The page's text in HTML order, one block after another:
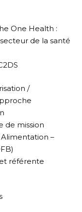
One Health :
de la santé
/
de mission
–
référente